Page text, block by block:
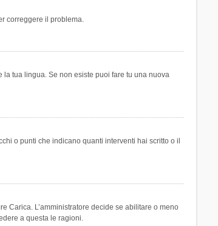
correggere il problema.
tua lingua. Se non esiste puoi fare tu una nuova
o punti che indicano quanti interventi hai scritto o il
Carica. L’amministratore decide se abilitare o meno
a questa le ragioni.